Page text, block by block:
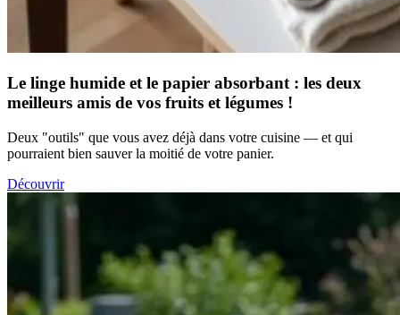
Le linge humide et le papier absorbant : les deux
meilleurs amis de vos fruits et légumes !
Deux "outils" que vous avez déjà dans votre cuisine — et qui
pourraient bien sauver la moitié de votre panier.
Découvrir